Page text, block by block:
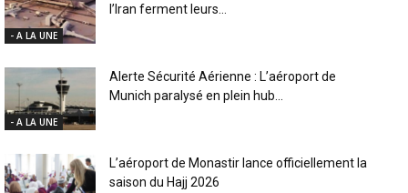
- A LA UNE
l’Iran ferment leurs...
- A LA UNE
Alerte Sécurité Aérienne : L’aéroport de
Munich paralysé en plein hub...
L’aéroport de Monastir lance officiellement la
saison du Hajj 2026